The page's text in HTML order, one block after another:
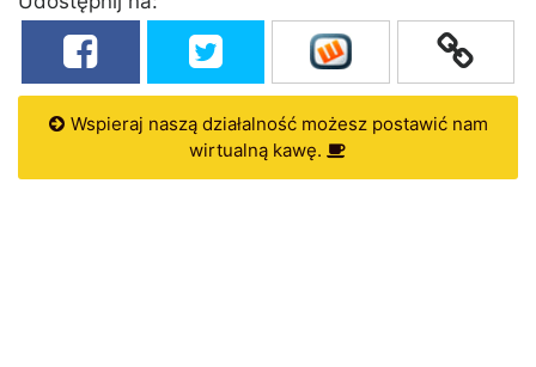
Wspieraj naszą działalność możesz postawić nam
wirtualną kawę.